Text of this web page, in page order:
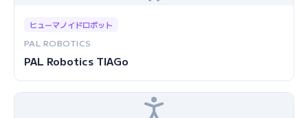
ヒューマノイドロボット
PAL ROBOTICS
PAL Robotics TIAGo